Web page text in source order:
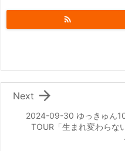

2024-09-30 ゆっきゅん
TOUR「生まれ変わらな

Next